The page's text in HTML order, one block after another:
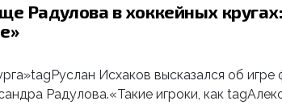
Радулова в хоккейных
Исхаков высказался об игре
Радулова.«Такие игроки, как